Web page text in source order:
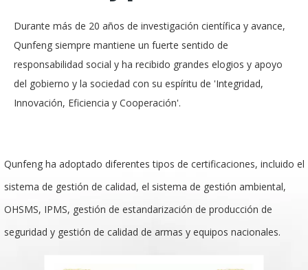
Durante más de 20 años de investigación científica y avance,
Qunfeng siempre mantiene un fuerte sentido de
responsabilidad social y ha recibido grandes elogios y apoyo
del gobierno y la sociedad con su espíritu de 'Integridad,
Innovación, Eficiencia y Cooperación'.
Qunfeng ha adoptado diferentes tipos de certificaciones, incluido el
sistema de gestión de calidad, el sistema de gestión ambiental,
OHSMS, IPMS, gestión de estandarización de producción de
seguridad y gestión de calidad de armas y equipos nacionales.